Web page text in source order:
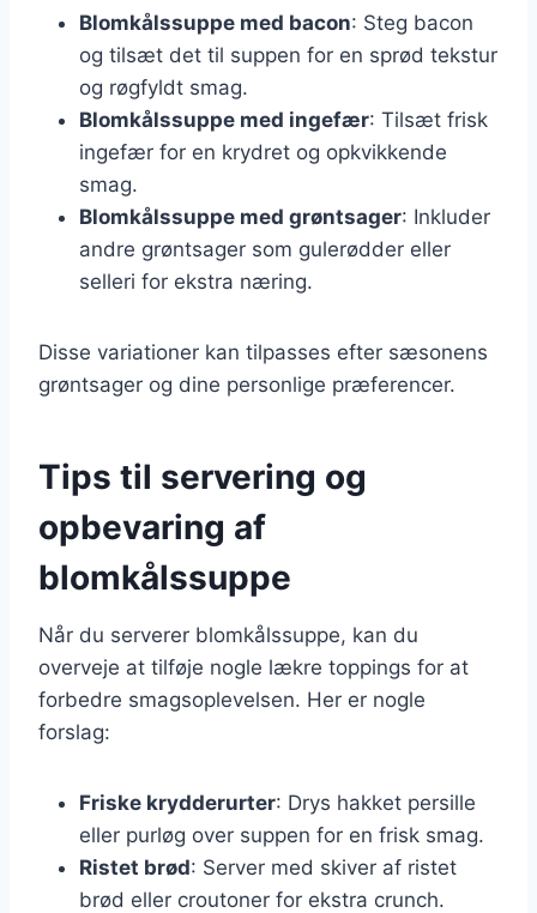
Blomkålssuppe med bacon: Steg bacon
og tilsæt det til suppen for en sprød tekstur
og røgfyldt smag.
Blomkålssuppe med ingefær: Tilsæt frisk
ingefær for en krydret og opkvikkende
smag.
Blomkålssuppe med grøntsager: Inkluder
andre grøntsager som gulerødder eller
selleri for ekstra næring.
Disse variationer kan tilpasses efter sæsonens
grøntsager og dine personlige præferencer.
Tips til servering og
opbevaring af
blomkålssuppe
Når du serverer blomkålssuppe, kan du
overveje at tilføje nogle lækre toppings for at
forbedre smagsoplevelsen. Her er nogle
forslag:
Friske krydderurter: Drys hakket persille
eller purløg over suppen for en frisk smag.
Ristet brød: Server med skiver af ristet
brød eller croutoner for ekstra crunch.